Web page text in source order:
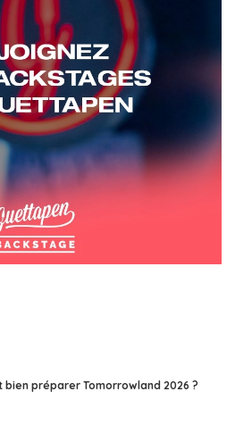
bien préparer Tomorrowland 2026 ?